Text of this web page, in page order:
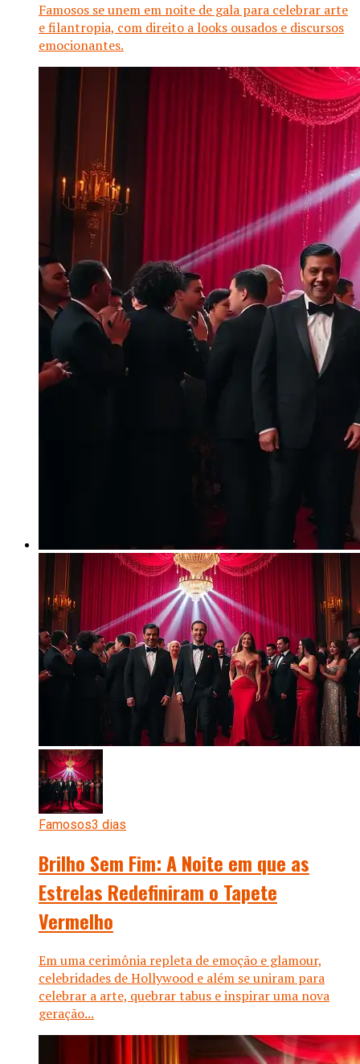
Famosos se unem em noite de gala para celebrar arte
e filantropia, com direito a looks ousados e discursos
emocionantes.
Famosos3 dias
Brilho Sem Fim: A Noite em que as
Estrelas Redefiniram o Tapete
Vermelho
Em uma cerimônia repleta de emoção e glamour,
celebridades de Hollywood e além se uniram para
celebrar a arte, quebrar tabus e inspirar uma nova
geração...